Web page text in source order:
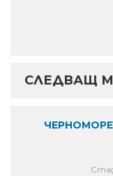
СЛЕДВАЩ